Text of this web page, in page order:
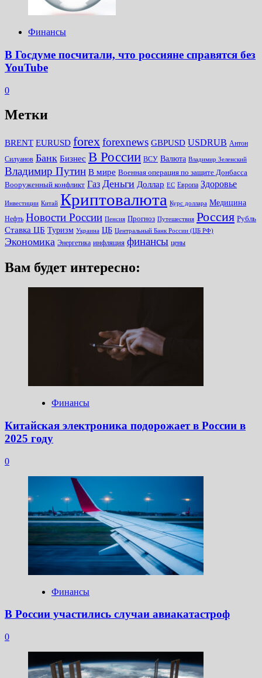
Финансы
В Госдуме посчитали, что россияне справятся без
YouTube
0
Метки
BRENT EURUSD forexforexnews GBPUSD USDRUB Антон
Силуанов Банк Бизнес В России ВСУ Валюта Владимир Зеленский
Владимир Путин В мире Военная операция по защите Донбасса
Вооруженный конфликт Газ Деньги Доллар ЕС Европа Здоровье
Инвестиции Китай Криптовалюта Курс доллара Медицина
Нефть Новости России Пенсия Прогноз Путешествия Россия Рубль
Ставка ЦБ Туризм Украина ЦБ Центральный Банк России (ЦБ РФ)
Экономика Энергетика инфляция финансы цены
Вам будет интересно:
Финансы
Китайская электроника подорожает в России в
2025 году
0
Финансы
В России участились случаи авиакатастроф
0